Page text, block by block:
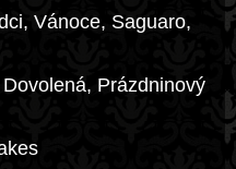
Vánoce, Saguaro,
Prázdninový